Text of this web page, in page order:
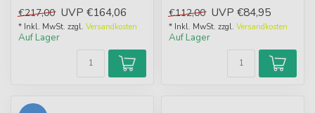
dosierbarer QD...
€217,00 UVP €164,06
* Inkl. MwSt. zzgl. Versandkosten
Auf Lager
Airdriv...
€112,00 UVP €84,95
* Inkl. MwSt. zzgl. Versandkosten
Auf Lager